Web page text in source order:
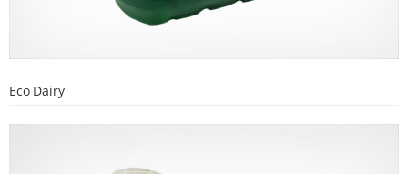
Eco Dairy